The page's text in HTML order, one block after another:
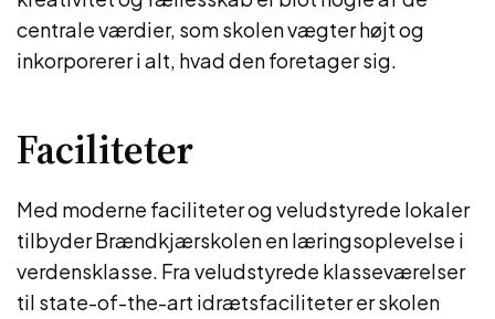
centrale værdier, som skolen vægter højt og
inkorporerer i alt, hvad den foretager sig.
Faciliteter
Med moderne faciliteter og veludstyrede lokaler
tilbyder Brændkjærskolen en læringsoplevelse i
verdensklasse. Fra veludstyrede klasseværelser
til state-of-the-art idrætsfaciliteter er skolen